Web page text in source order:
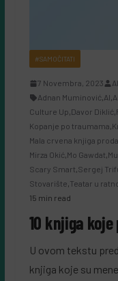
#SAMOČITATI
7 Novembra, 2023
Adnan Muminović,AI,
Culture Up,Davor Diklić,
Kopanje po traumama,
Mala crvena knjiga
Mirza Okić,Mo Gawdat,
Scary Smart,Sergej
Stovarište,Teatar u
15 min read
10 knjiga
U ovom tekstu
knjiga koje su